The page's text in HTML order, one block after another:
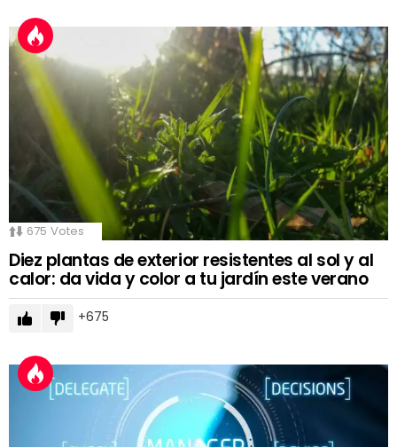
675 Votes
Diez plantas de exterior resistentes al sol y al
calor: da vida y color a tu jardín este verano
675